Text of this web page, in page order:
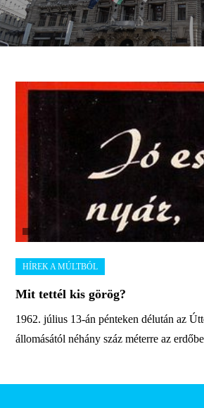
Mit tettél kis görög?
1962. július 13-án pénteken délután az
állomásától néhány száz méterre az